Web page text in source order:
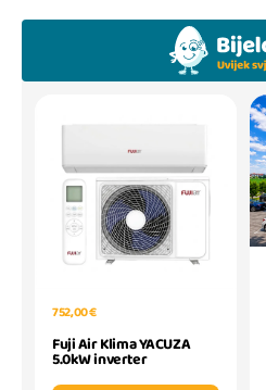
752,00 €
Fuji Air Klima YACUZA
5.0kW inverter